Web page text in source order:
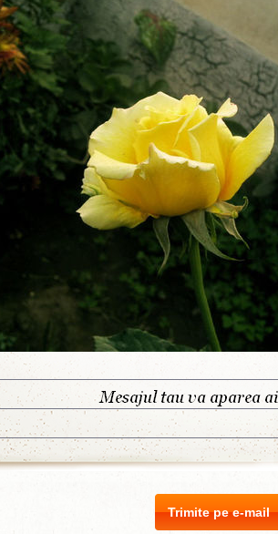
Trimite pe e-mail